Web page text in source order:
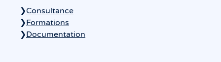
❯Consultance
❯Formations
❯Documentation